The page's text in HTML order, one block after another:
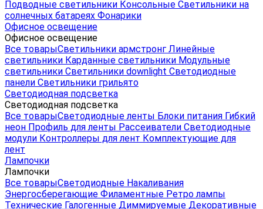
Подводные светильники Консольные Светильники на
солнечных батареях Фонарики
Офисное освещение
Офисное освещение
Все товарыСветильники армстронг Линейные
светильники Карданные светильники Модульные
светильники Светильники downlight Светодиодные
панели Светильники грильято
Светодиодная подсветка
Светодиодная подсветка
Все товарыСветодиодные ленты Блоки питания Гибкий
неон Профиль для ленты Рассеиватели Светодиодные
модули Контроллеры для лент Комплектующие для
лент
Лампочки
Лампочки
Все товарыСветодиодные Накаливания
Энергосберегающие Филаментные Ретро лампы
Технические Галогенные Диммируемые Декоративные